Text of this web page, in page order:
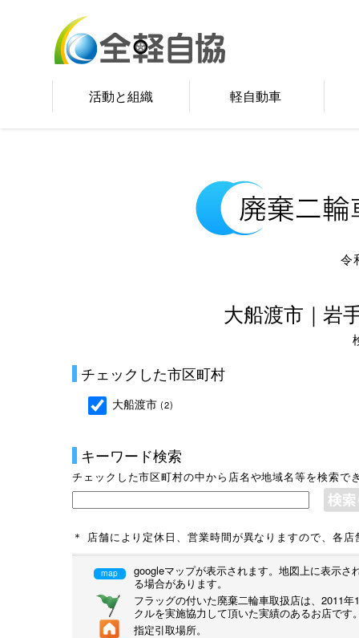
活動と組織 軽自動車
令
大船渡市｜岩
チェックした市区町村
大船渡市 (2)
キーワード検索
チェックした市区町村の中から店名や地域名等を検索で
＊ 店舗により定休日、営業時間が異なりますので、各
map
googleマップが表示されます。地図上に表示
る場合があります。
フラッグの付いた廃棄二輪車取扱店は、2011
クルを実施協力して頂いた実績のあるお店です
指定引取場所。